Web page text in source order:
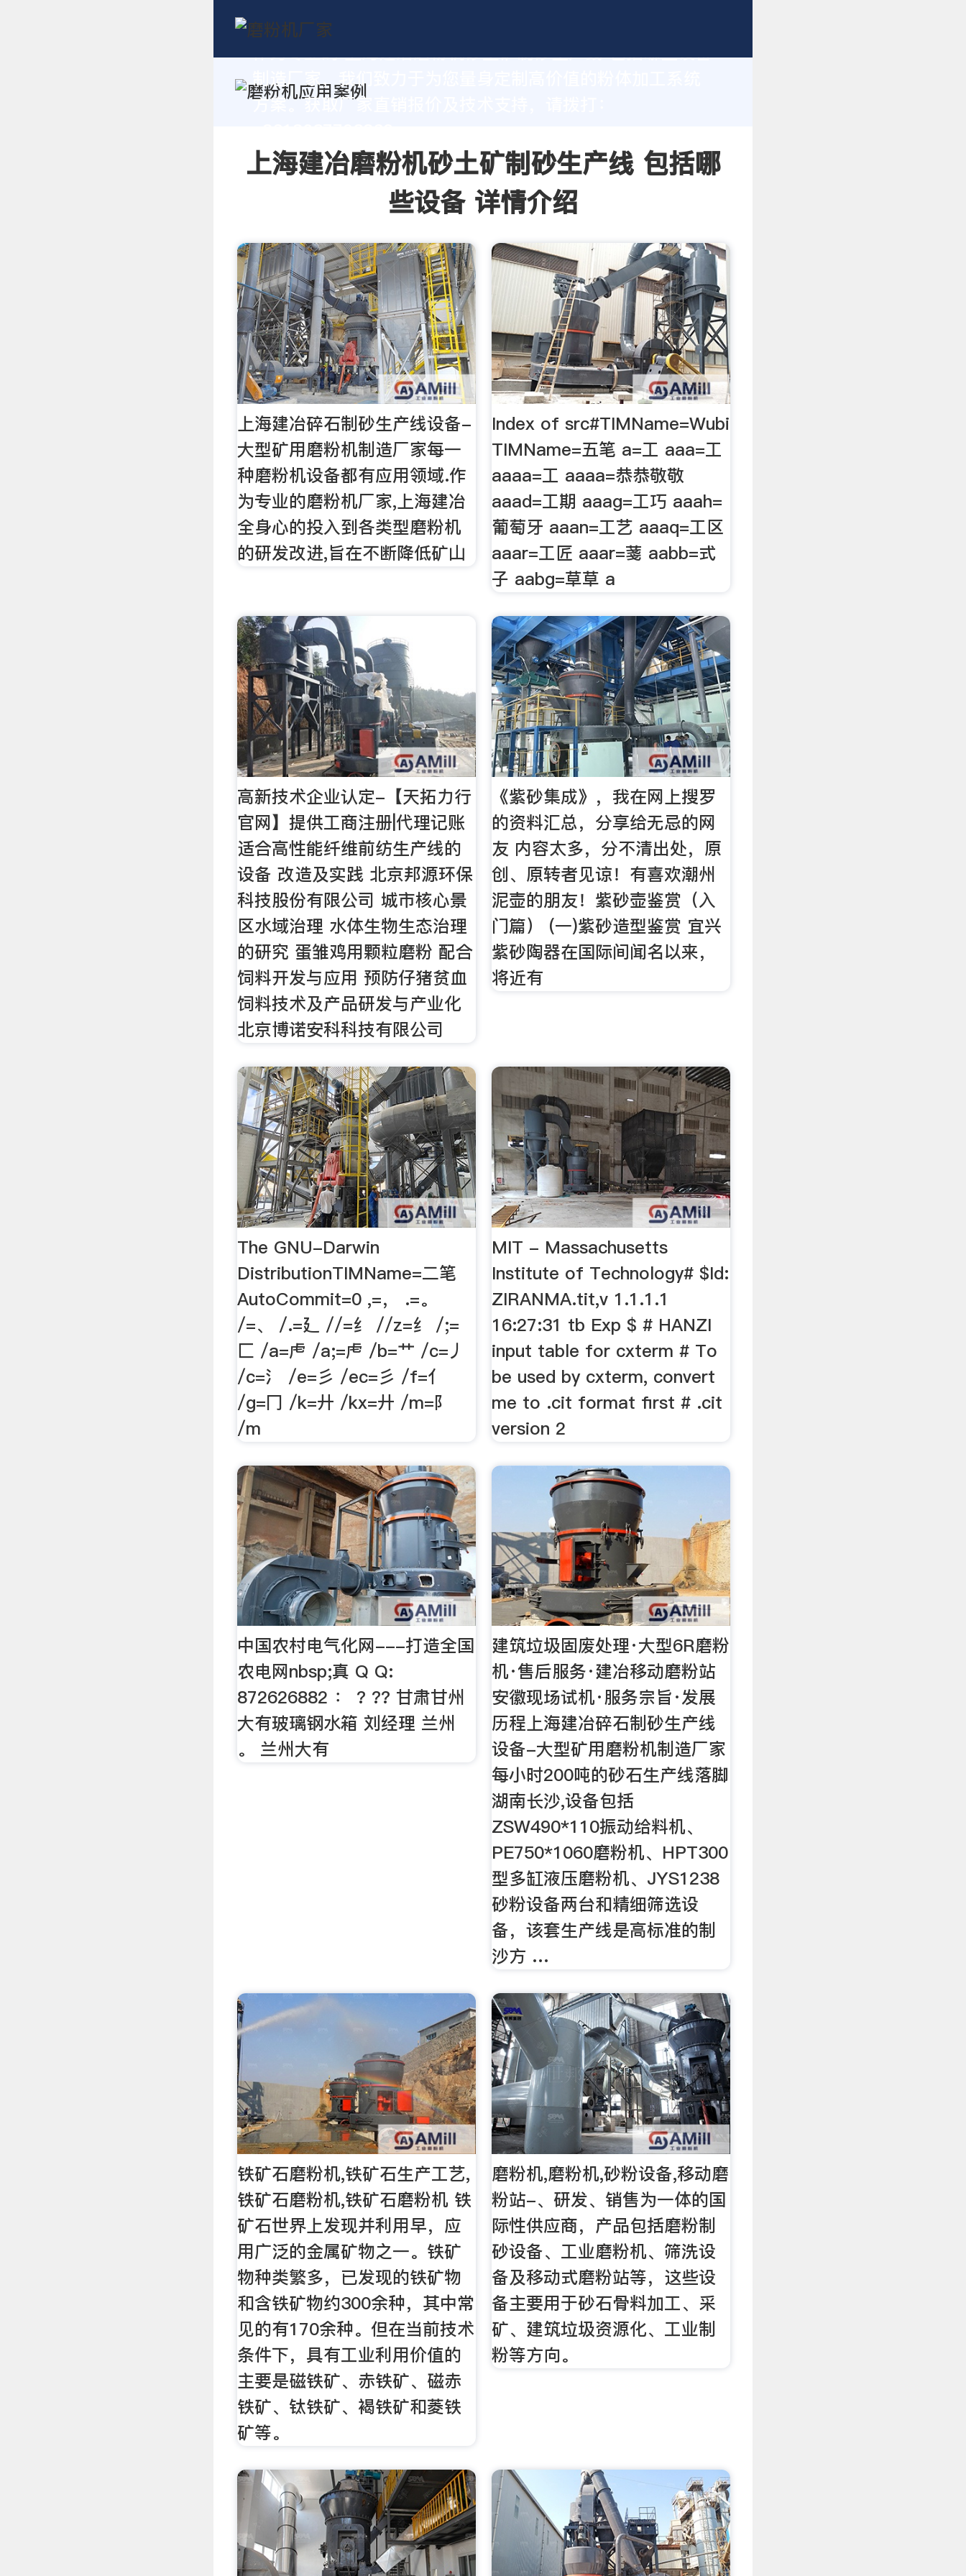
作为专业的 上海建冶磨粉机砂土矿制砂生产线 包括哪些设备
制造厂家，我们致力于为您量身定制高价值的粉体加工系统
方案。获取厂家直销报价及技术支持，请拨打：
上海建冶磨粉机砂土矿制砂生产线 包括哪
些设备 详情介绍
上海建冶碎石制砂生产线设备-
大型矿用磨粉机制造厂家每一
种磨粉机设备都有应用领域.作
为专业的磨粉机厂家,上海建冶
全身心的投入到各类型磨粉机
的研发改进,旨在不断降低矿山
Index of src#TIMName=Wubi
TIMName=五笔 a=工 aaa=工
aaaa=工 aaaa=恭恭敬敬
aaad=工期 aaag=工巧 aaah=
葡萄牙 aaan=工艺 aaaq=工区
aaar=工匠 aaar=菚 aabb=式
子 aabg=草草 a
高新技术企业认定-【天拓力行
官网】提供工商注册|代理记账
适合高性能纤维前纺生产线的
设备 改造及实践 北京邦源环保
科技股份有限公司 城市核心景
区水域治理 水体生物生态治理
的研究 蛋雏鸡用颗粒磨粉 配合
饲料开发与应用 预防仔猪贫血
饲料技术及产品研发与产业化
北京博诺安科科技有限公司
《紫砂集成》，我在网上搜罗
的资料汇总，分享给无忌的网
友 内容太多，分不清出处，原
创、原转者见谅！有喜欢潮州
泥壶的朋友！紫砂壶鉴赏（入
门篇） (一)紫砂造型鉴赏 宜兴
紫砂陶器在国际间闻名以来，
将近有
The GNU-Darwin
DistributionTIMName=二笔
AutoCommit=0 ,=， .=。
/=、 /.=廴 //=纟 //z=纟 /;=
匚 /a=虍 /a;=虍 /b=艹 /c=丿
/c=氵 /e=彡 /ec=彡 /f=亻
/g=冂 /k=廾 /kx=廾 /m=阝
/m
MIT - Massachusetts
Institute of Technology# $Id:
ZIRANMA.tit,v 1.1.1.1
16:27:31 tb Exp $ # HANZI
input table for cxterm # To
be used by cxterm, convert
me to .cit format first # .cit
version 2
中国农村电气化网---打造全国
农电网nbsp;真 Q Q:
872626882 ： ? ?? 甘肃甘州
大有玻璃钢水箱 刘经理 兰州
。 兰州大有
建筑垃圾固废处理·大型6R磨粉
机·售后服务·建冶移动磨粉站
安徽现场试机·服务宗旨·发展
历程上海建冶碎石制砂生产线
设备-大型矿用磨粉机制造厂家
每小时200吨的砂石生产线落脚
湖南长沙,设备包括
ZSW490*110振动给料机、
PE750*1060磨粉机、HPT300
型多缸液压磨粉机、JYS1238
砂粉设备两台和精细筛选设
备，该套生产线是高标准的制
沙方 …
铁矿石磨粉机,铁矿石生产工艺,
铁矿石磨粉机,铁矿石磨粉机 铁
矿石世界上发现并利用早，应
用广泛的金属矿物之一。铁矿
物种类繁多，已发现的铁矿物
和含铁矿物约300余种，其中常
见的有170余种。但在当前技术
条件下，具有工业利用价值的
主要是磁铁矿、赤铁矿、磁赤
铁矿、钛铁矿、褐铁矿和菱铁
矿等。
磨粉机,磨粉机,砂粉设备,移动磨
粉站-、研发、销售为一体的国
际性供应商，产品包括磨粉制
砂设备、工业磨粉机、筛洗设
备及移动式磨粉站等，这些设
备主要用于砂石骨料加工、采
矿、建筑垃圾资源化、工业制
粉等方向。